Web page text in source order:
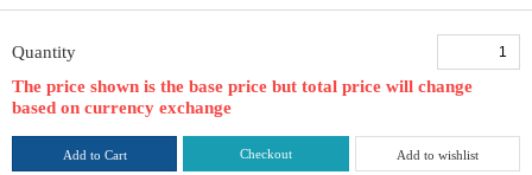
Quantity
The price shown is the base price but total price will change
based on currency exchange
Add to Cart Checkout Add to wishlist